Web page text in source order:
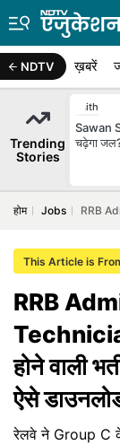
NDTV ख़बरें
Trending
Stories
Faith
Sawan
चढ़ेगा
होम Jobs RRB
This Article is
RRB
होने वाली
ऐसे
रेलवे ने Group C के